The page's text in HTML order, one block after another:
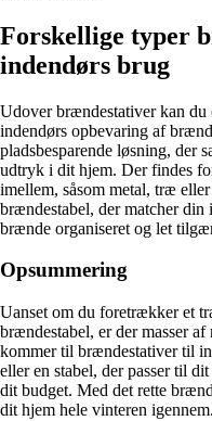
Forskellige typer
indendørs brug
Udover brændestativer kan du
indendørs opbevaring af
pladsbesparende løsning, der
udtryk i dit hjem. Der findes
imellem, såsom metal, træ
brændestabel, der matcher
brænde organiseret og let
Opsummering
Uanset om du foretrækker et
brændestabel, er der masser
kommer til brændestativer til
eller en stabel, der passer til
dit budget. Med det rette
dit hjem hele vinteren igennem.